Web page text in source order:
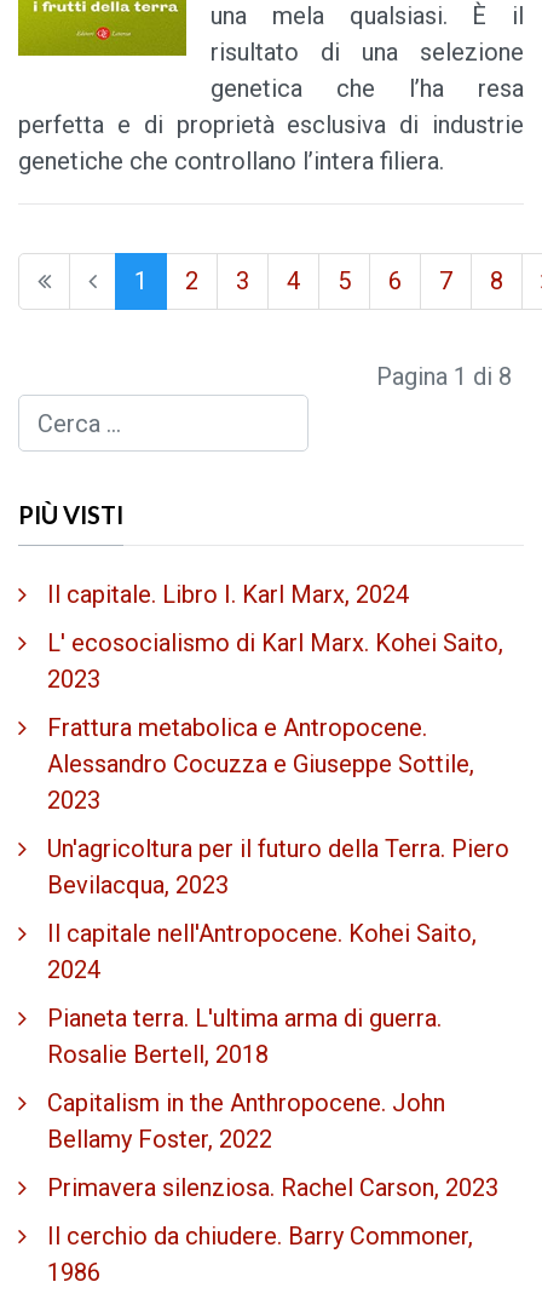
una mela qualsiasi. È il
risultato di una selezione
genetica che l’ha resa
perfetta e di proprietà esclusiva di industrie
genetiche che controllano l’intera filiera.
1 2 3 4 5 6 7 8
Pagina 1 di 8
Cerca
PIÙ VISTI
Il capitale. Libro I. Karl Marx, 2024
L' ecosocialismo di Karl Marx. Kohei Saito,
2023
Frattura metabolica e Antropocene.
Alessandro Cocuzza e Giuseppe Sottile,
2023
Un'agricoltura per il futuro della Terra. Piero
Bevilacqua, 2023
Il capitale nell'Antropocene. Kohei Saito,
2024
Pianeta terra. L'ultima arma di guerra.
Rosalie Bertell, 2018
Capitalism in the Anthropocene. John
Bellamy Foster, 2022
Primavera silenziosa. Rachel Carson, 2023
Il cerchio da chiudere. Barry Commoner,
1986